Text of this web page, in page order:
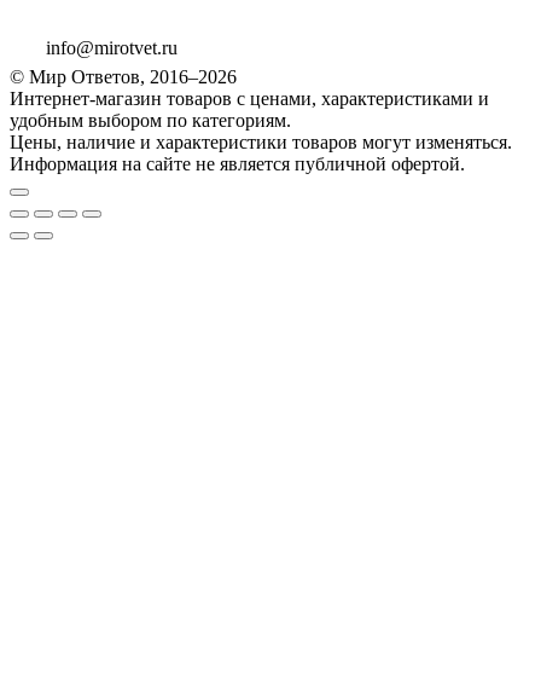
info@mirotvet.ru
© Мир Ответов, 2016–2026
Интернет-магазин товаров с ценами, характеристиками и
удобным выбором по категориям.
Цены, наличие и характеристики товаров могут изменяться.
Информация на сайте не является публичной офертой.